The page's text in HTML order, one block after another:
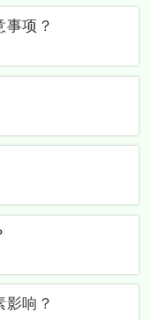
项？
响？